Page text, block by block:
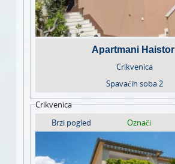
Apartmani Haistor
Crikvenica
Spavaćih soba2
Crikvenica
Brzi pogled
Označi